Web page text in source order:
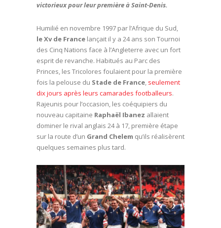
victorieux pour leur première à Saint-Denis.
Humilié en novembre 1997 par l’Afrique du Sud,
le Xv de France lançait il y a 24 ans son Tournoi
des Cinq Nations face à l’Angleterre avec un fort
esprit de revanche. Habitués au Parc des
Princes, les Tricolores foulaient pour la première
fois la pelouse du Stade de France, seulement
dix jours après leurs camarades footballeurs.
Rajeunis pour l’occasion, les coéquipiers du
nouveau capitaine Raphaël Ibanez allaient
dominer le rival anglais 24 à 17, première étape
sur la route d’un Grand Chelem qu’ils réalisèrent
quelques semaines plus tard.